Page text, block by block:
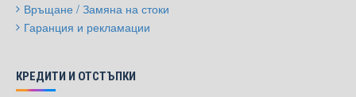
Връщане / Замяна на стоки
Гаранция и рекламации
КРЕДИТИ И ОТСТЪПКИ